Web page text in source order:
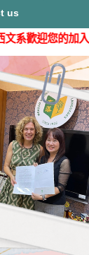
us
迎您的加入( ˶'ᵕ'˶)